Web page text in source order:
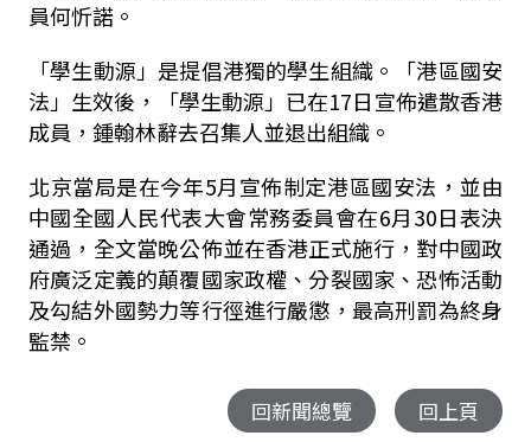
員何忻諾。
「學生動源」是提倡港獨的學生組織。「港區國安
法」生效後，「學生動源」已在17日宣佈遣散香港
成員，鍾翰林辭去召集人並退出組織。
北京當局是在今年5月宣佈制定港區國安法，並由
中國全國人民代表大會常務委員會在6月30日表決
通過，全文當晚公佈並在香港正式施行，對中國政
府廣泛定義的顛覆國家政權、分裂國家、恐怖活動
及勾結外國勢力等行徑進行嚴懲，最高刑罰為終身
監禁。
回新聞總覽 回上頁